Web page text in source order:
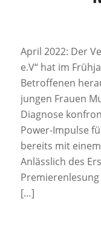
April 2022: Der
e.V“ hat im
Betroffenen
jungen Frauen
Diagnose
Power-Impulse
bereits mit
Anlässlich des
[…]